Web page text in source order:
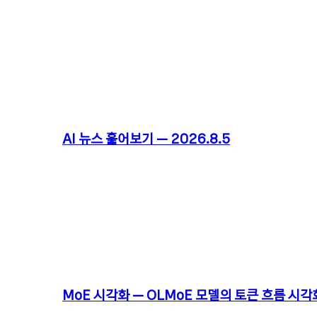
AI 뉴스 훑어보기 – 2026.8.5
MoE 시각화 – OLMoE 모델의 토큰 흐름 시각